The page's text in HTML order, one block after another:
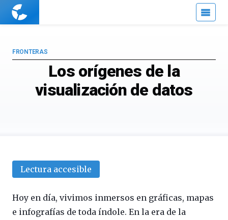
Cuaderno
Los orígenes de la
visualización de datos
FRONTERAS
Lectura accesible
Hoy en día, vivimos inmersos en gráficas, mapas
e infografías de toda índole. En la era de la